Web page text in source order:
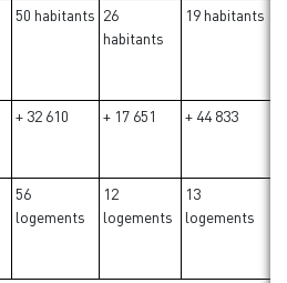
50 habitants 26
habitants
19 habitants
+ 32 610 + 17 651 + 44 833
56
logements
12
logements
13
logements